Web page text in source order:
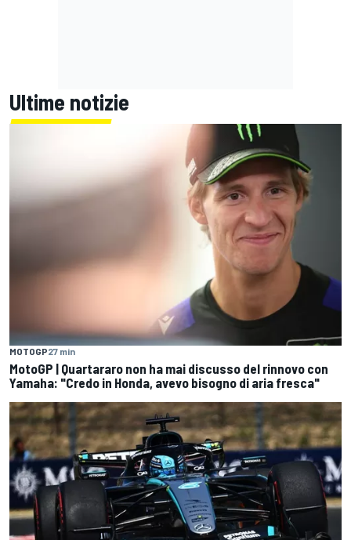
Ultime notizie
MOTOGP27 min
MotoGP | Quartararo non ha mai discusso del rinnovo con
Yamaha: "Credo in Honda, avevo bisogno di aria fresca"